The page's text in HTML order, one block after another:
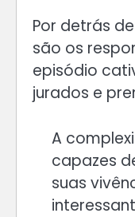
Por detrás
são os
episódio
jurados e
A
capazes
suas